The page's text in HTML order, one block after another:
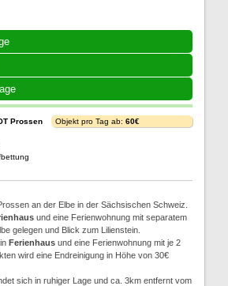
Prossen
Objekt pro Tag ab: 60€
an der Elbe in der Sächsischen Schweiz.
und eine Ferienwohnung mit separatem
gelegen und Blick zum Lilienstein.
Ferienhaus und eine Ferienwohnung mit je 2
wird eine Endreinigung in Höhe von 30€
sich in ruhiger Lage und ca. 3km entfernt vom